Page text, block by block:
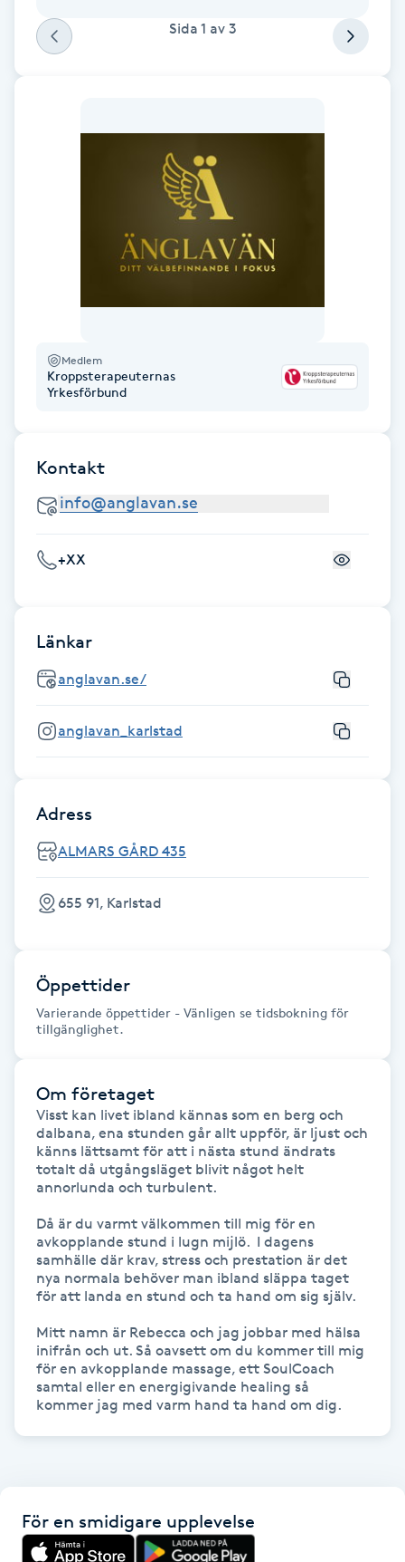
Fotsvamp
Fotvård
Fransförlängning
Fransförlängning Volym
Fransk manikyr
Fransrengöring
Friskvård
Frisör
Funktionsanalys
Färgning
Gel naglar
Gelenaglar
Gellack med förstärkning
Gravidmassage
Gravidyoga
Gua Sha-massage
Hatha Yoga
Headspa
Healing
HIFU
Rebecca
Sida 1 av 3
Medlem
Kroppsterapeuternas
Yrkesförbund
Kontakt
+XX
Länkar
anglavan.se/
anglavan_karlstad
Adress
ALMARS GÅRD 435
655 91, Karlstad
Öppettider
Varierande öppettider - Vänligen se tidsbokning för
tillgänglighet.
Om företaget
Visst kan livet ibland kännas som en berg och
dalbana, ena stunden går allt uppför, är ljust och
känns lättsamt för att i nästa stund ändrats
totalt då utgångsläget blivit något helt
annorlunda och turbulent.
Då är du varmt välkommen till mig för en
avkopplande stund i lugn mijlö.  I dagens
samhälle där krav, stress och prestation är det
nya normala behöver man ibland släppa taget
för att landa en stund och ta hand om sig själv.
Mitt namn är Rebecca och jag jobbar med hälsa
inifrån och ut. Så oavsett om du kommer till mig
för en avkopplande massage, ett SoulCoach
samtal eller en energigivande healing så
kommer jag med varm hand ta hand om dig.
För en smidigare upplevelse